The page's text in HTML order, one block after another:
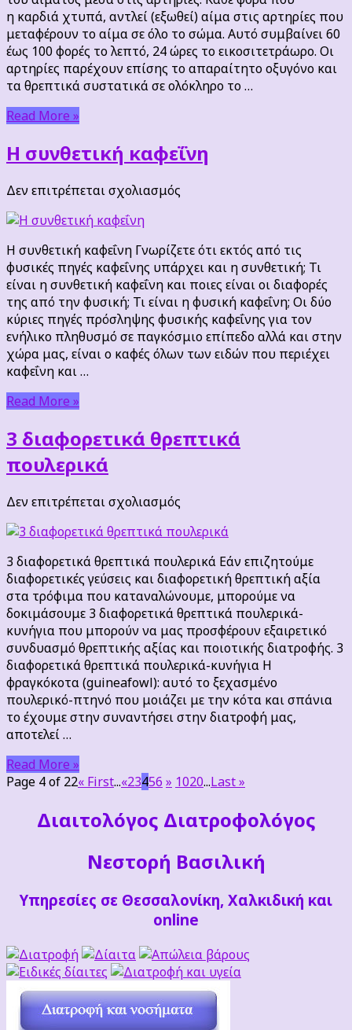
πίεσης
η καρδιά χτυπά, αντλεί (εξωθεί) αίμα στις αρτηρίες που
μεταφέρουν το αίμα σε όλο το σώμα. Αυτό συμβαίνει 60
έως 100 φορές το λεπτό, 24 ώρες το εικοσιτετράωρο. Οι
αρτηρίες παρέχουν επίσης το απαραίτητο οξυγόνο και
τα θρεπτικά συστατικά σε ολόκληρο το …
Read More »
Η συνθετική καφεΐνη
Δεν επιτρέπεται σχολιασμός
καφεΐνη
Η συνθετική καφεΐνη Γνωρίζετε ότι εκτός από τις
φυσικές πηγές καφεΐνης υπάρχει και η συνθετική; Τι
είναι η συνθετική καφεΐνη και ποιες είναι οι διαφορές
της από την φυσική; Τι είναι η φυσική καφεΐνη; Οι δύο
κύριες πηγές πρόσληψης φυσικής καφεΐνης για τον
ενήλικο πληθυσμό σε παγκόσμιο επίπεδο αλλά και στην
χώρα μας, είναι ο καφές όλων των ειδών που περιέχει
καφεΐνη και …
Read More »
3 διαφορετικά θρεπτικά
πουλερικά
Δεν επιτρέπεται σχολιασμός
διαφορετικά
θρεπτικά
πουλερικά
3 διαφορετικά θρεπτικά πουλερικά Εάν επιζητούμε
διαφορετικές γεύσεις και διαφορετική θρεπτική αξία
στα τρόφιμα που καταναλώνουμε, μπορούμε να
δοκιμάσουμε 3 διαφορετικά θρεπτικά πουλερικά-
κυνήγια που μπορούν να μας προσφέρουν εξαιρετικό
συνδυασμό θρεπτικής αξίας και ποιοτικής διατροφής. 3
διαφορετικά θρεπτικά πουλερικά-κυνήγια Η
φραγκόκοτα (guineafowl): αυτό το ξεχασμένο
πουλερικό-πτηνό που μοιάζει με την κότα και σπάνια
το έχουμε στην συναντήσει στην διατροφή μας,
αποτελεί …
Read More »
Page 4 of 22« First...«23456 » 1020...Last »
Διαιτoλόγος Διατροφολόγος
Νεστορή Βασιλική
Υπηρεσίες σε Θεσσαλονίκη, Χαλκιδική και
online